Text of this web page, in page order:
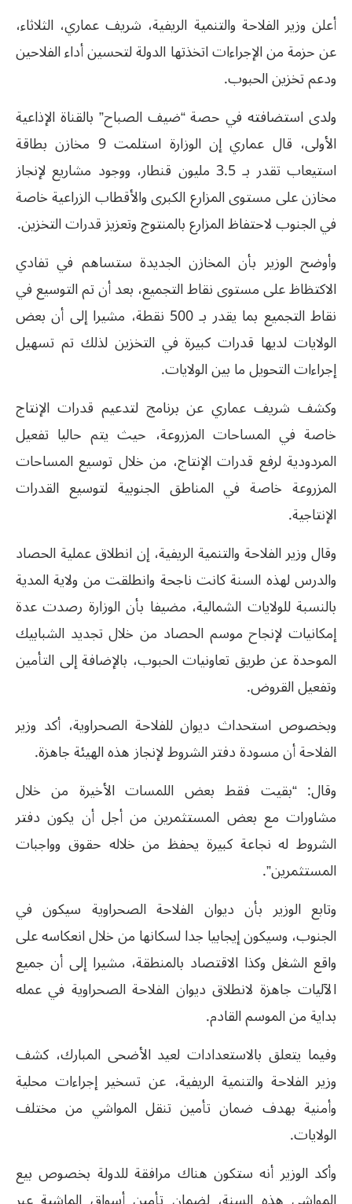
أعلن وزير الفلاحة والتنمية الريفية، شريف عماري، الثلاثاء،
عن حزمة من الإجراءات اتخذتها الدولة لتحسين أداء الفلاحين
ودعم تخزين الحبوب.
ولدى استضافته في حصة “ضيف الصباح” بالقناة الإذاعية
الأولى، قال عماري إن الوزارة استلمت 9 مخازن بطاقة
استيعاب تقدر بـ 3.5 مليون قنطار، ووجود مشاريع لإنجاز
مخازن على مستوى المزارع الكبرى والأقطاب الزراعية خاصة
في الجنوب لاحتفاظ المزارع بالمنتوج وتعزيز قدرات التخزين.
وأوضح الوزير بأن المخازن الجديدة ستساهم في تفادي
الاكتظاظ على مستوى نقاط التجميع، بعد أن تم التوسيع في
نقاط التجميع بما يقدر بـ 500 نقطة، مشيرا إلى أن بعض
الولايات لديها قدرات كبيرة في التخزين لذلك تم تسهيل
إجراءات التحويل ما بين الولايات.
وكشف شريف عماري عن برنامج لتدعيم قدرات الإنتاج
خاصة في المساحات المزروعة، حيث يتم حاليا تفعيل
المردودية لرفع قدرات الإنتاج، من خلال توسيع المساحات
المزروعة خاصة في المناطق الجنوبية لتوسيع القدرات
الإنتاجية.
وقال وزير الفلاحة والتنمية الريفية، إن انطلاق عملية الحصاد
والدرس لهذه السنة كانت ناجحة وانطلقت من ولاية المدية
بالنسبة للولايات الشمالية، مضيفا بأن الوزارة رصدت عدة
إمكانيات لإنجاح موسم الحصاد من خلال تجديد الشبابيك
الموحدة عن طريق تعاونيات الحبوب، بالإضافة إلى التأمين
وتفعيل القروض.
وبخصوص استحداث ديوان للفلاحة الصحراوية، أكد وزير
الفلاحة أن مسودة دفتر الشروط لإنجاز هذه الهيئة جاهزة.
وقال: “بقيت فقط بعض اللمسات الأخيرة من خلال
مشاورات مع بعض المستثمرين من أجل أن يكون دفتر
الشروط له نجاعة كبيرة يحفظ من خلاله حقوق وواجبات
المستثمرين”.
وتابع الوزير بأن ديوان الفلاحة الصحراوية سيكون في
الجنوب، وسيكون إيجابيا جدا لسكانها من خلال انعكاسه على
واقع الشغل وكذا الاقتصاد بالمنطقة، مشيرا إلى أن جميع
الآليات جاهزة لانطلاق ديوان الفلاحة الصحراوية في عمله
بداية من الموسم القادم.
وفيما يتعلق بالاستعدادات لعيد الأضحى المبارك، كشف
وزير الفلاحة والتنمية الريفية، عن تسخير إجراءات محلية
وأمنية بهدف ضمان تأمين تنقل المواشي من مختلف
الولايات.
وأكد الوزير أنه ستكون هناك مرافقة للدولة بخصوص بيع